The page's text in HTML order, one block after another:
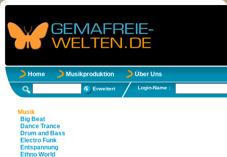
Home Musikproduktion Über Uns
Erweitert Login-Name :
Musik
Big Beat
Dance Trance
Drum and Bass
Electro Funk
Entspannung
Ethno World